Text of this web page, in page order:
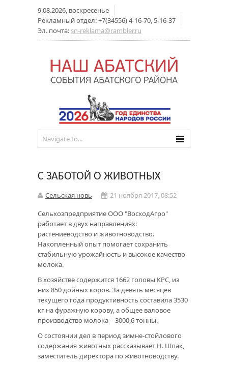
9.08.2026, воскресенье
Рекламный отдел: +7(34556) 4-16-70, 5-16-37
Эл. почта: sn-reklama@rambler.ru
С ЗАБОТОЙ О ЖИВОТНЫХ
Сельская новь
21 ноября 2017, 08:52
Сельхозпредприятие ООО "ВосходАгро"
работает в двух направлениях:
растениеводство и животноводство.
Накопленный опыт помогает сохранить
стабильную урожайность и высокое качество
молока.
В хозяйстве содержится 1662 головы КРС, из
них 850 дойных коров. За девять месяцев
текущего года продуктивность составила 3530
кг на фуражную корову, а общее валовое
производство молока – 3000,6 тонны.
О состоянии дел в период зимне-стойлового
содержания животных рассказывает Н. Шпак,
заместитель директора по животноводству.